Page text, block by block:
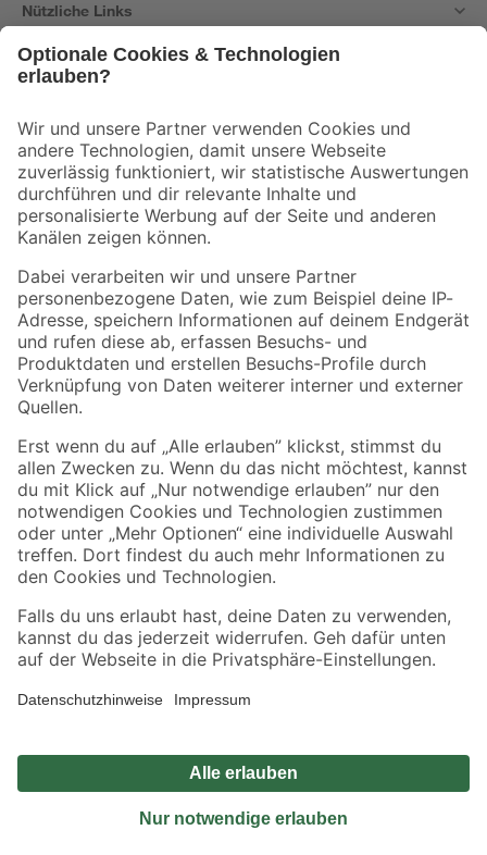
Nützliche Links
Der toom Newsletter: Keine Angebote und Aktionen mehr verpassen!
Zur Newsletter Anmeldung
Folge uns
Zahlungsarten Versandarten
Sicher einkaufen
Jetzt die toom-App herunterladen
Alle Preisangaben in EUR inkl. gesetzl. MwSt.. Die dargestellten Angebote sind unter
Umständen nicht in allen Märkten verfügbar. Die angegebenen Verfügbarkeiten beziehen
Produkte nur solange der Vorrat reicht.
*Paketversand ab 59 € versandkostenfrei, gilt nicht für Artikel mit Speditionsversand, hier
Privatsphäre Impressum
Nutzungsbedingungen
Widerrufsrecht
Vertrag widerrufen